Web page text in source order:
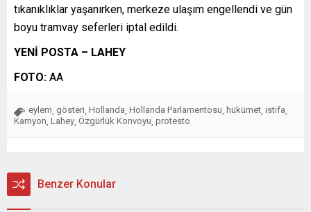
tıkanıklıklar yaşanırken, merkeze ulaşım engellendi ve gün
boyu tramvay seferleri iptal edildi.
YENİ POSTA – LAHEY
FOTO: AA
eylem gösteri Hollanda Hollanda Parlamentosu hükümet istifa
Kamyon Lahey Özgürlük Konvoyu protesto
Benzer Konular